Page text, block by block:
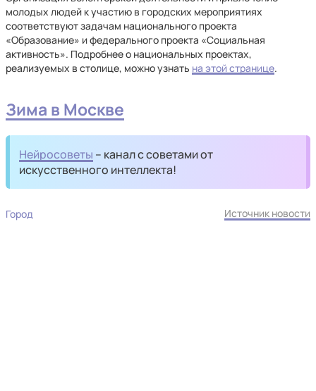
молодых людей к участию в городских мероприятиях
соответствуют задачам национального проекта
«Образование» и федерального проекта «Социальная
активность». Подробнее о национальных проектах,
реализуемых в столице, можно узнать на этой странице.
Зима в Москве
Нейросоветы – канал с советами от
искусственного интеллекта!
Город Источник новости